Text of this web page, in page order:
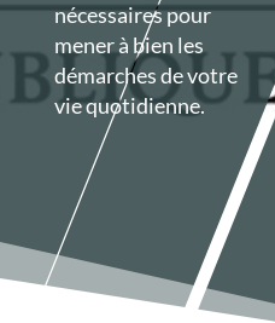
nécessaires pour
mener à bien les
démarches de votre
vie quotidienne.